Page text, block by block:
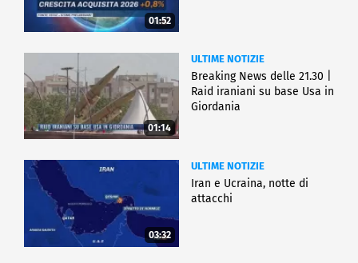
01:52
01:14
ULTIME NOTIZIE
Breaking News delle 21.30 |
Raid iraniani su base Usa in
Giordania
03:32
ULTIME NOTIZIE
Iran e Ucraina, notte di
attacchi